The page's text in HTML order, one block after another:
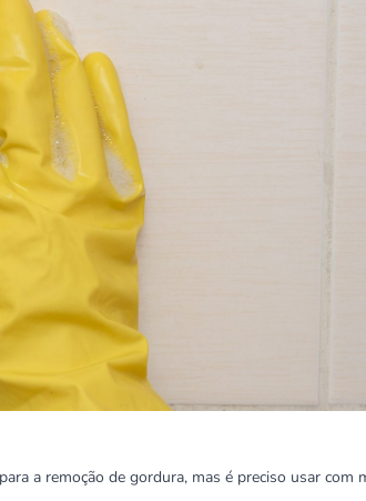
a remoção de gordura, mas é preciso usar com